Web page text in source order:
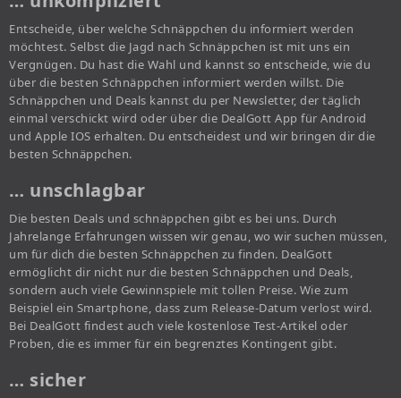
Entscheide, über welche Schnäppchen du informiert werden
möchtest. Selbst die Jagd nach Schnäppchen ist mit uns ein
Vergnügen. Du hast die Wahl und kannst so entscheide, wie du
über die besten Schnäppchen informiert werden willst. Die
Schnäppchen und Deals kannst du per Newsletter, der täglich
einmal verschickt wird oder über die DealGott App für Android
und Apple IOS erhalten. Du entscheidest und wir bringen dir die
besten Schnäppchen.
… unschlagbar
Die besten Deals und schnäppchen gibt es bei uns. Durch
Jahrelange Erfahrungen wissen wir genau, wo wir suchen müssen,
um für dich die besten Schnäppchen zu finden. DealGott
ermöglicht dir nicht nur die besten Schnäppchen und Deals,
sondern auch viele Gewinnspiele mit tollen Preise. Wie zum
Beispiel ein Smartphone, dass zum Release-Datum verlost wird.
Bei DealGott findest auch viele kostenlose Test-Artikel oder
Proben, die es immer für ein begrenztes Kontingent gibt.
… sicher